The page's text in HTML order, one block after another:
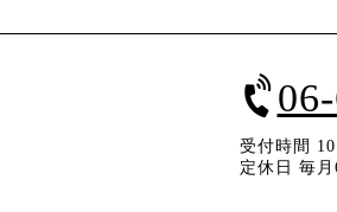
受付時間
定休日 毎月